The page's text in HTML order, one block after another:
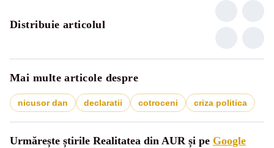
Distribuie articolul
Mai multe articole despre
nicusor dan declaratii cotroceni criza politica
Urmărește știrile Realitatea din AUR și pe Google